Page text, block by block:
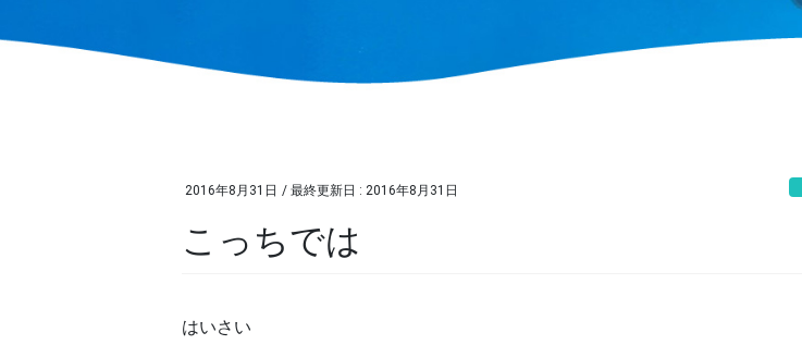
2016年8月31日 / 最終更新日 : 2016年8月31日
こっちでは
はいさい